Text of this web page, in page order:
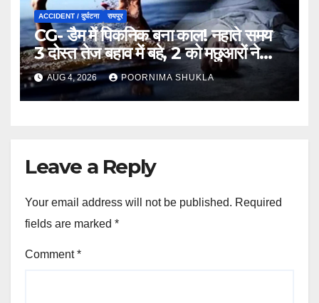
ACCIDENT / दुर्घटना रायपुर
CG- डैम में पिकनिक बना काल! नहाते समय
3 दोस्त तेज बहाव में बहे, 2 को मछुआरों ने
बचाया, एक लापता…
AUG 4, 2026 POORNIMA SHUKLA
Leave a Reply
Your email address will not be published. Required
fields are marked *
Comment*